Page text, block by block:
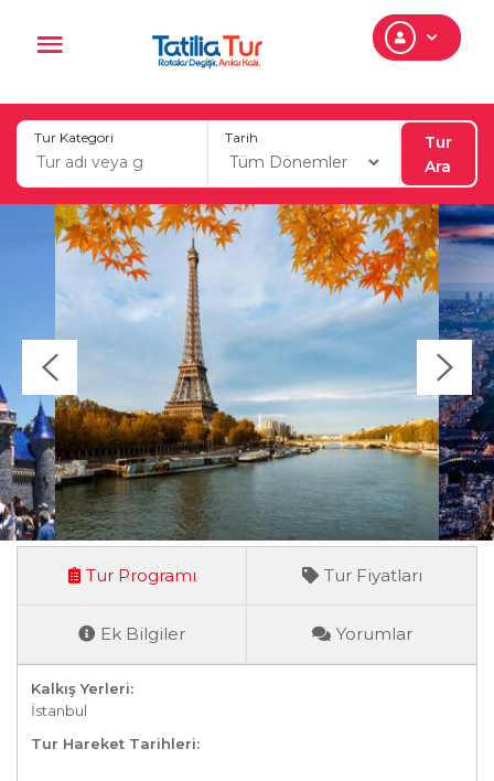
Tur Kategori Tarih
Tur
Ara
Tur Programı Tur Fiyatları
Ek Bilgiler Yorumlar
Kalkış Yerleri:
İstanbul
Tur Hareket Tarihleri: